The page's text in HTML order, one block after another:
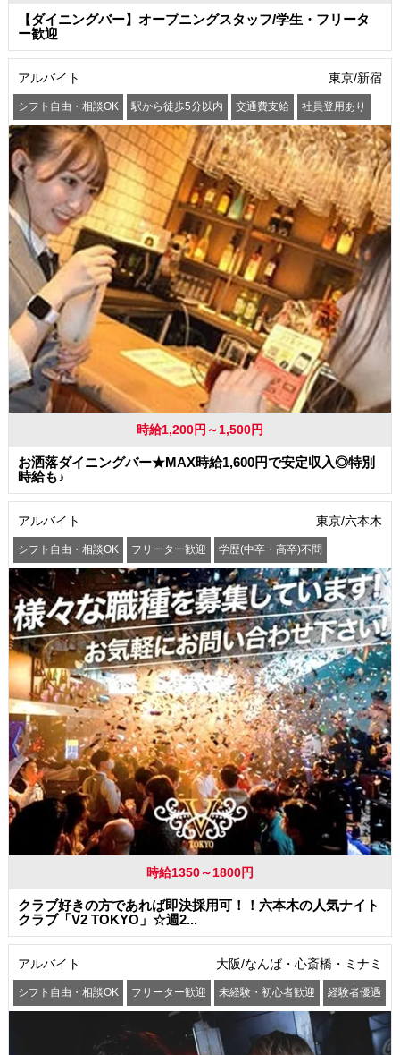
【ダイニングバー】オープニングスタッフ/学生・フリータ
ー歓迎
アルバイト 東京/新宿
シフト自由・相談OK 駅から徒歩5分以内 交通費支給 社員登用あり
時給1,200円～1,500円
お洒落ダイニングバー★MAX時給1,600円で安定収入◎特別
時給も♪
アルバイト 東京/六本木
シフト自由・相談OK フリーター歓迎 学歴(中卒・高卒)不問
髪型・髪色自由 交通費支給
時給1350～1800円
クラブ好きの方であれば即決採用可！！六本木の人気ナイト
クラブ「V2 TOKYO」☆週2...
アルバイト 大阪/なんば・心斎橋・ミナミ
シフト自由・相談OK フリーター歓迎 未経験・初心者歓迎 経験者優遇